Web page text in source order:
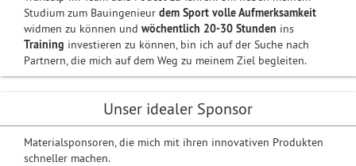
Studium zum Bauingenieur dem Sport volle Aufmerksamkeit
widmen zu können und wöchentlich 20-30 Stunden ins
Training investieren zu können, bin ich auf der Suche nach
Partnern, die mich auf dem Weg zu meinem Ziel begleiten.
Unser idealer Sponsor
Materialsponsoren, die mich mit ihren innovativen Produkten
schneller machen.